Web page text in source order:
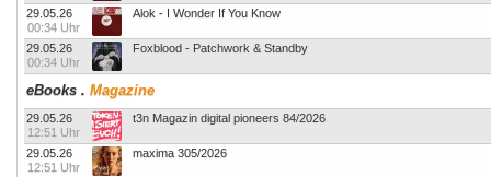
29.05.26
00:34 Uhr
Alok - I Wonder If You Know
29.05.26
00:34 Uhr
Foxblood - Patchwork & Standby
eBooks . Magazine
29.05.26
12:51 Uhr
t3n Magazin digital pioneers 84/2026
29.05.26
12:51 Uhr
maxima 305/2026